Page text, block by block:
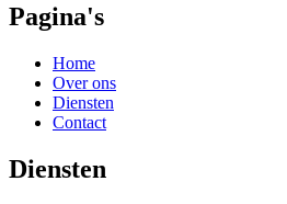
Pagina's
Home
Over ons
Diensten
Contact
Diensten